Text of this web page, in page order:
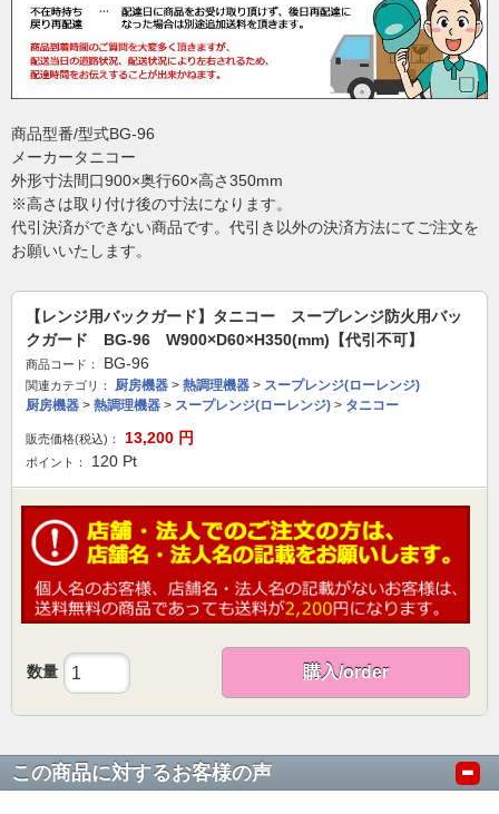
商品型番/型式BG-96
メーカータニコー
外形寸法間口900×奥行60×高さ350mm
※高さは取り付け後の寸法になります。
代引決済ができない商品です。代引き以外の決済方法にてご注文を
お願いいたします。
【レンジ用バックガード】タニコー スープレンジ防火用バッ
クガード BG-96 W900×D60×H350(mm)【代引不可】
商品コード： BG-96
関連カテゴリ： 厨房機器 > 熱調理機器 > スープレンジ(ローレンジ)
厨房機器 > 熱調理機器 > スープレンジ(ローレンジ) > タニコー
販売価格(税込)： 13,200 円
ポイント： 120 Pt
数量 購入/order
この商品に対するお客様の声